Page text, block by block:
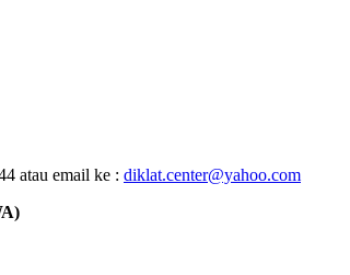
atau email ke : diklat.center@yahoo.com